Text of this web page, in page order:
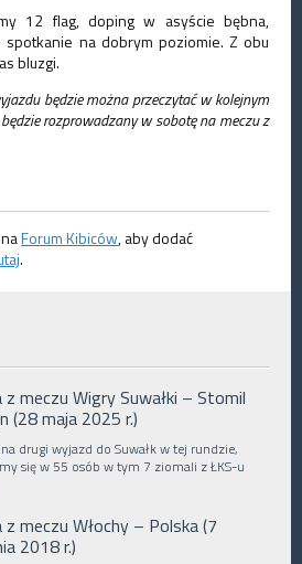
12 flag, doping w asyście bębna,
spotkanie na dobrym poziomie. Z obu
bluzgi.
będzie można przeczytać w kolejnym
rozprowadzany w sobotę na meczu z
Forum Kibiców, aby dodać
.
z meczu Wigry Suwałki – Stomil
(28 maja 2025 r.)
drugi wyjazd do Suwałk w tej rundzie,
się w 55 osób w tym 7 ziomali z ŁKS-u
z meczu Włochy – Polska (7
2018 r.)